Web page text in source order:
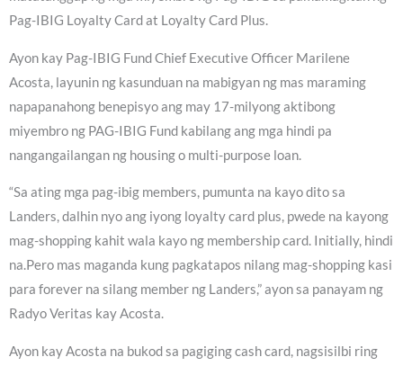
Pag-IBIG Loyalty Card at Loyalty Card Plus.
Ayon kay Pag-IBIG Fund Chief Executive Officer Marilene
Acosta, layunin ng kasunduan na mabigyan ng mas maraming
napapanahong benepisyo ang may 17-milyong aktibong
miyembro ng PAG-IBIG Fund kabilang ang mga hindi pa
nangangailangan ng housing o multi-purpose loan.
“Sa ating mga pag-ibig members, pumunta na kayo dito sa
Landers, dalhin nyo ang iyong loyalty card plus, pwede na kayong
mag-shopping kahit wala kayo ng membership card. Initially, hindi
na.Pero mas maganda kung pagkatapos nilang mag-shopping kasi
para forever na silang member ng Landers,” ayon sa panayam ng
Radyo Veritas kay Acosta.
Ayon kay Acosta na bukod sa pagiging cash card, nagsisilbi ring